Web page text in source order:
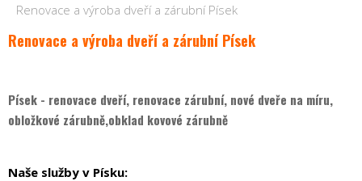
Renovace a výroba dveří a zárubní Písek
Renovace a výroba dveří a zárubní Písek
Písek - renovace dveří, renovace zárubní, nové dveře na míru,
obložkové zárubně,obklad kovové zárubně
Naše služby v Písku: